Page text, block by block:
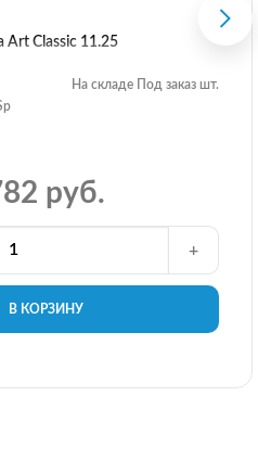
Art Classic 11.25
На складе Под заказ шт.
руб.
В КОРЗИНУ
+